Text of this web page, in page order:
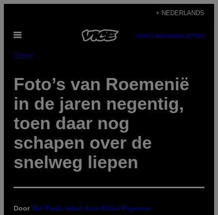
de
inhoud
+ NEDERLANDS
Open
SUBSCRIBENEWSLETTER
Travel
Foto’s van Roemenië
in de jaren negentig,
toen daar nog
schapen over de
snelweg liepen
DoorVali Pană, tekst door Mihai Popescu